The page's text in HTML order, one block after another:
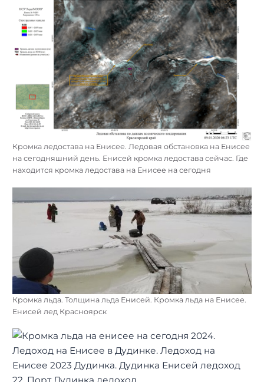
Кромка ледостава на Енисее. Ледовая обстановка на Енисее
на сегодняшний день. Енисей кромка ледостава сейчас. Где
находится кромка ледостава на Енисее на сегодня
Кромка льда. Толщина льда Енисей. Кромка льда на Енисее.
Енисей лед Красноярск